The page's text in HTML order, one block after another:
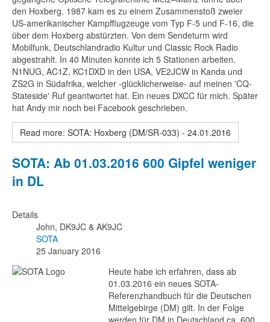
den Hoxberg. 1987 kam es zu einem Zusammenstoß zweier
US-amerikanischer Kampfflugzeuge vom Typ F-5 und F-16, die
über dem Hoxberg abstürzten. Von dem Sendeturm wird
Mobilfunk, Deutschlandradio Kultur und Classic Rock Radio
abgestrahlt. In 40 Minuten konnte ich 5 Stationen arbeiten.
N1NUG, AC1Z, KC1DXD in den USA, VE2JCW in Kanda und
ZS2G in Südafrika, welcher -glücklicherweise- auf meinen 'CQ-
Stateside' Ruf geantwortet hat. Ein neues DXCC für mich. Später
hat Andy mir noch bei Facebook geschrieben.
Read more: SOTA: Hoxberg (DM/SR-033) - 24.01.2016
SOTA: Ab 01.03.2016 600 Gipfel weniger
in DL
Details
John, DK9JC & AK9JC
SOTA
25 January 2016
Heute habe ich erfahren, dass ab
01.03.2016 ein neues SOTA-
Referenzhandbuch für die Deutschen
Mittelgebirge (DM) gilt. In der Folge